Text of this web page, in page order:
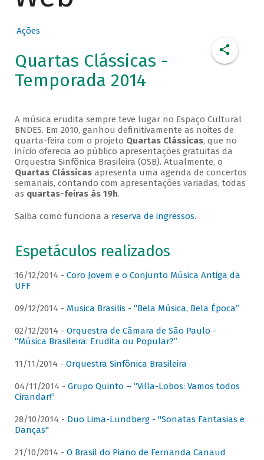
Ações
Quartas Clássicas -
Temporada 2014
A música erudita sempre teve lugar no Espaço Cultural
BNDES. Em 2010, ganhou definitivamente as noites de
quarta-feira com o projeto Quartas Clássicas, que no
início oferecia ao público apresentações gratuitas da
Orquestra Sinfônica Brasileira (OSB). Atualmente, o
Quartas Clássicasapresenta uma agenda de concertos
semanais, contando com apresentações variadas, todas
as quartas-feiras às 19h.
Saiba como funciona a reserva de ingressos.
Espetáculos realizados
16/12/2014 - Coro Jovem e o Conjunto Música Antiga da
UFF
09/12/2014 - Musica Brasilis - “Bela Música, Bela Época”
02/12/2014 - Orquestra de Câmara de São Paulo -
“Música Brasileira: Erudita ou Popular?”
11/11/2014 - Orquestra Sinfônica Brasileira
04/11/2014 - Grupo Quinto – “Villa-Lobos: Vamos todos
Cirandar!”
28/10/2014 - Duo Lima-Lundberg - "Sonatas Fantasias e
Danças"
21/10/2014 - O Brasil do Piano de Fernanda Canaud